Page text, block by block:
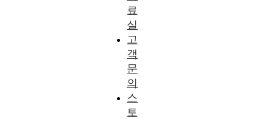
료
실
고
객
문
의
스
토